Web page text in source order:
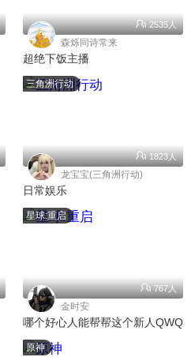
2535人
森烁同诗常来
超绝下饭主播
三角洲行动
1823人
龙宝宝(三角洲行动)
日常娱乐
星球:重启
767人
金时安
哪个好心人能帮帮这个新人QWQ
原神